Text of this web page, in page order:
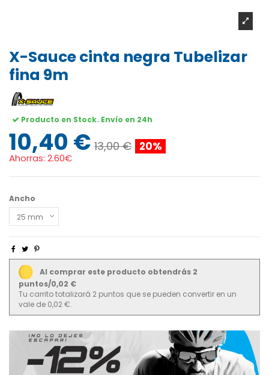
X-Sauce cinta negra Tubelizar
fina 9m
Producto en Stock. Envío en 24h
10,40 € 13,00 € 20%
Ahorras: 2.60€
Ancho
Al comprar este producto obtendrás 2
puntos/0,02 €
Tu carrito totalizará 2 puntos que se pueden convertir en un
vale de 0,02 €.